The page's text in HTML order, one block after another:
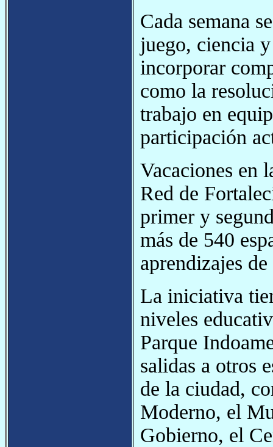
Cada semana
juego, ciencia
incorporar
como la
trabajo en
participación
Vacaciones en
Red de
primer y
más de 540
aprendizajes
La iniciativa
niveles
Parque
salidas a otros
de la ciudad,
Moderno, el
Gobierno, el